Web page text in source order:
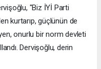
"Biz İYİ Parti
kurtarıp, güçlünün de
onurlu bir norm devleti
Dervişoğlu, derin